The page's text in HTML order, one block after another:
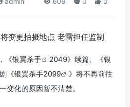
《银翼杀手
2049》续篇、《银
《银翼杀手2099
》将不再前往
变化的原因暂不清楚。